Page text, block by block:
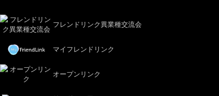
フレンドリンク異業種交流会
マイフレンドリンク
オープンリンク